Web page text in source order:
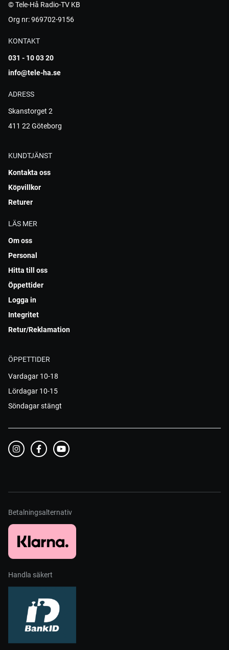
© Tele-Hå Radio-TV KB
Org nr: 969702-9156
KONTAKT
031 - 10 03 20
info@tele-ha.se
ADRESS
Skanstorget 2
411 22 Göteborg
KUNDTJÄNST
Kontakta oss
Köpvillkor
Returer
LÄS MER
Om oss
Personal
Hitta till oss
Öppettider
Logga in
Integritet
Retur/Reklamation
ÖPPETTIDER
Vardagar 10-18
Lördagar 10-15
Söndagar stängt
Betalningsalternativ
Handla säkert